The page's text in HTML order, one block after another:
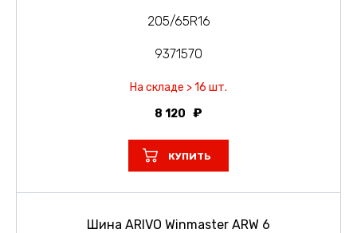
205/65R16
9371570
На складе > 16 шт.
8 120
КУПИТЬ
Шина ARIVO Winmaster ARW 6